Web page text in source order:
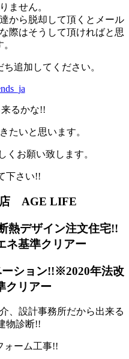
ません。
から脱却して頂くとメール
際はそうして頂ければと思
追加してください。
るかな!!
たいと思います。
くお願い致します。
下さい!!
店 AGE LIFE
熱デザイン注文住宅!!
ネ基準クリアー
ション!!※2020年法改
クリアー
、設計事務所だから出来る
物診断!!
ォーム工事!!